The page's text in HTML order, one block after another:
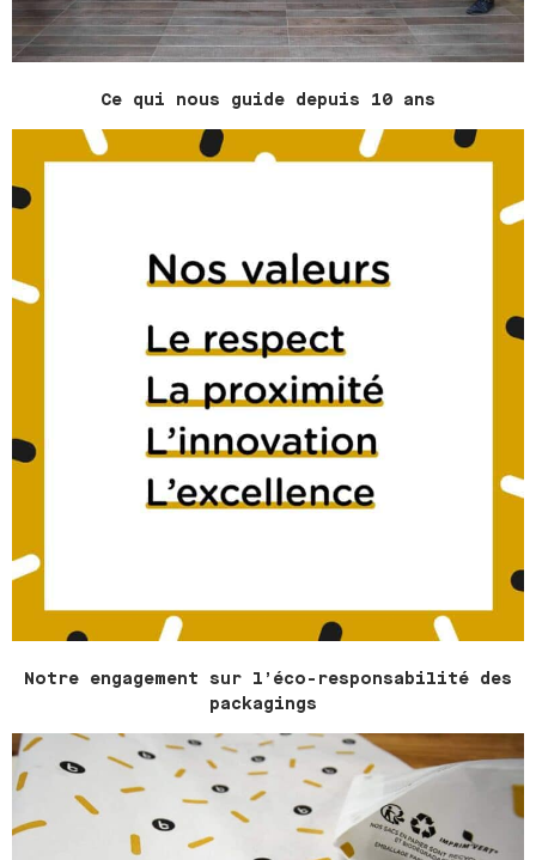
Ce qui nous guide depuis 10 ans
Notre engagement sur l’éco-responsabilité des
packagings